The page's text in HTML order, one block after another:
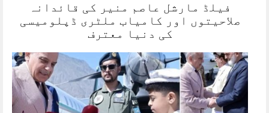
فیلڈ مارشل عاصم منیر کی قائدانہ
صلاحیتوں اور کامیاب ملٹری ڈپلومیسی
کی دنیا معترف